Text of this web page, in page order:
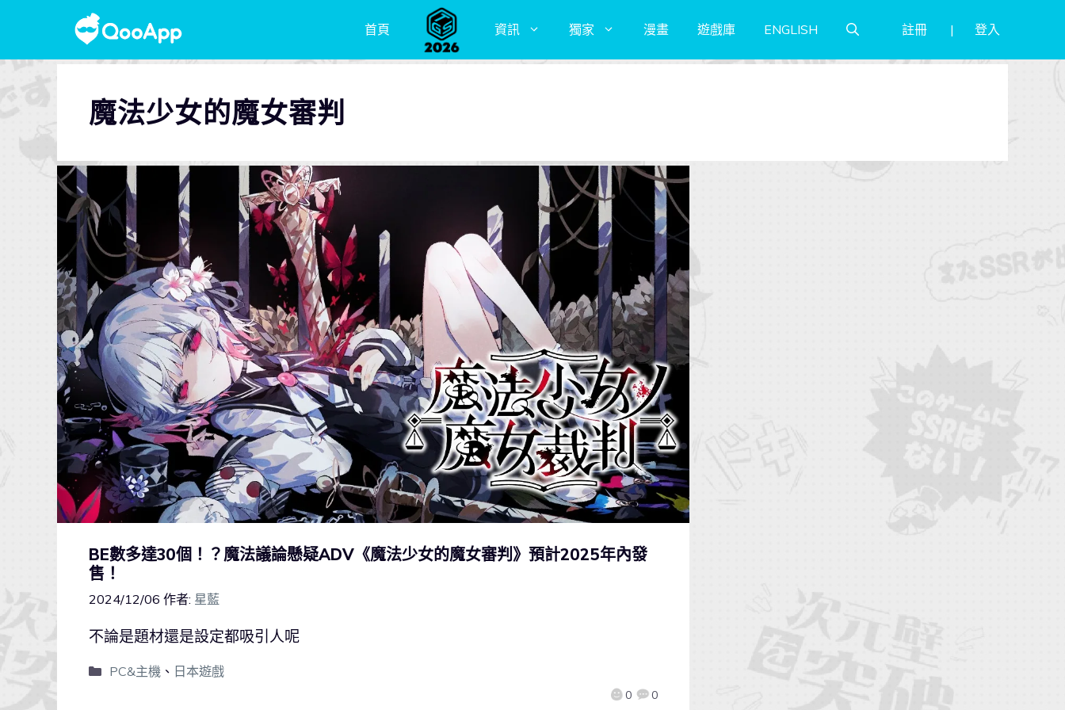
首頁 資訊 獨家 漫畫 遊戲庫 ENGLISH 註冊 登入
魔法少女的魔女審判
BE數多達30個！？魔法議論懸疑ADV《魔法少女的魔女審判》預計2025年內發
售！
2024/12/06 作者: 星藍
0 0
不論是題材還是設定都吸引人呢
PC&主機 、 日本遊戲